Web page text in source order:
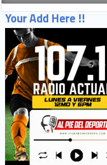
Your Add Here !!